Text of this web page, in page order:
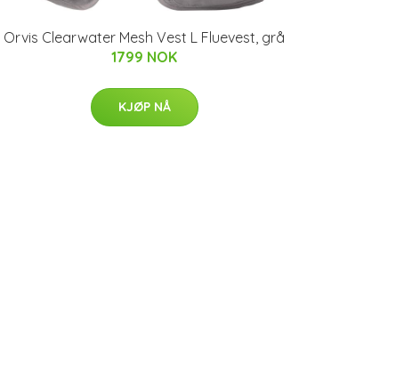
Orvis Clearwater Mesh Vest L Fluevest, grå
1799 NOK
KJØP NÅ